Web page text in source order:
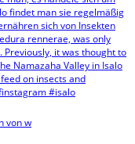
von w